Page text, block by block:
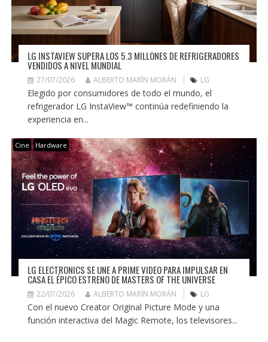
LG INSTAVIEW SUPERA LOS 5.3 MILLONES DE REFRIGERADORES
VENDIDOS A NIVEL MUNDIAL
27/07/2026 ALBERTO MARÍN MORÁN LG
Elegido por consumidores de todo el mundo, el
refrigerador LG InstaView™ continúa redefiniendo la
experiencia en...
Cine Hardware
LG ELECTRONICS SE UNE A PRIME VIDEO PARA IMPULSAR EN
CASA EL ÉPICO ESTRENO DE MASTERS OF THE UNIVERSE
22/07/2026 ALBERTO MARÍN MORÁN LG
Con el nuevo Creator Original Picture Mode y una
función interactiva del Magic Remote, los televisores...